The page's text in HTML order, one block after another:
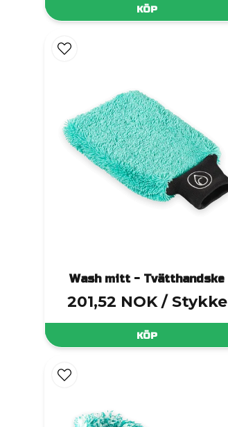
KÖP
Wash mitt - Tvätthandske
201,52 NOK / Stykke
KÖP